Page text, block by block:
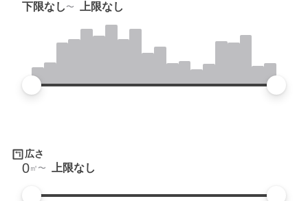
下限なし 上限なし
広さ
0㎡ 上限なし